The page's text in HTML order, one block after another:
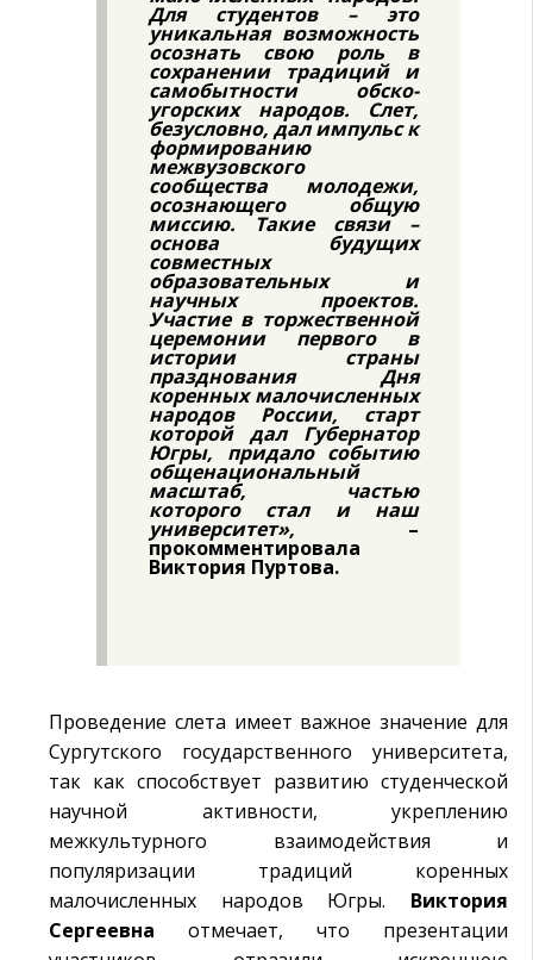
Для студентов – это
уникальная возможность
осознать свою роль в
сохранении традиций и
самобытности обско-
угорских народов. Слет,
безусловно, дал импульс к
формированию
межвузовского
сообщества молодежи,
осознающего общую
миссию. Такие связи –
основа будущих
совместных
образовательных и
научных проектов.
Участие в торжественной
церемонии первого в
истории страны
празднования Дня
коренных малочисленных
народов России, старт
которой дал Губернатор
Югры, придало событию
общенациональный
масштаб, частью
которого стал и наш
университет», –
прокомментировала
Виктория Пуртова.
Проведение слета имеет важное значение для
Сургутского государственного университета,
так как способствует развитию студенческой
научной активности, укреплению
межкультурного взаимодействия и
популяризации традиций коренных
малочисленных народов Югры. Виктория
Сергеевна отмечает, что презентации